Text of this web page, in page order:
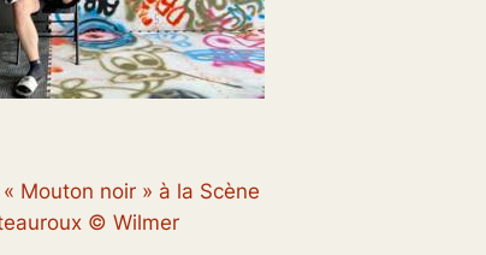
Mouton noir » à la Scène
© Wilmer